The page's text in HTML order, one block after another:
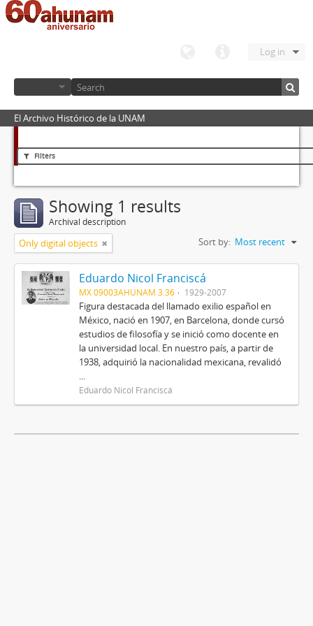
Log in
El Archivo Histórico de la UNAM
Filters
Showing 1 results
Archival description
Only digital objects Sort by: Most recent
Eduardo Nicol Franciscá
MX 09003AHUNAM 3.36 1929-2007
Figura destacada del llamado exilio español en
México, nació en 1907, en Barcelona, donde cursó
estudios de filosofía y se inició como docente en
la universidad local. En nuestro país, a partir de
1938, adquirió la nacionalidad mexicana, revalidó
...
Eduardo Nicol Franciscá